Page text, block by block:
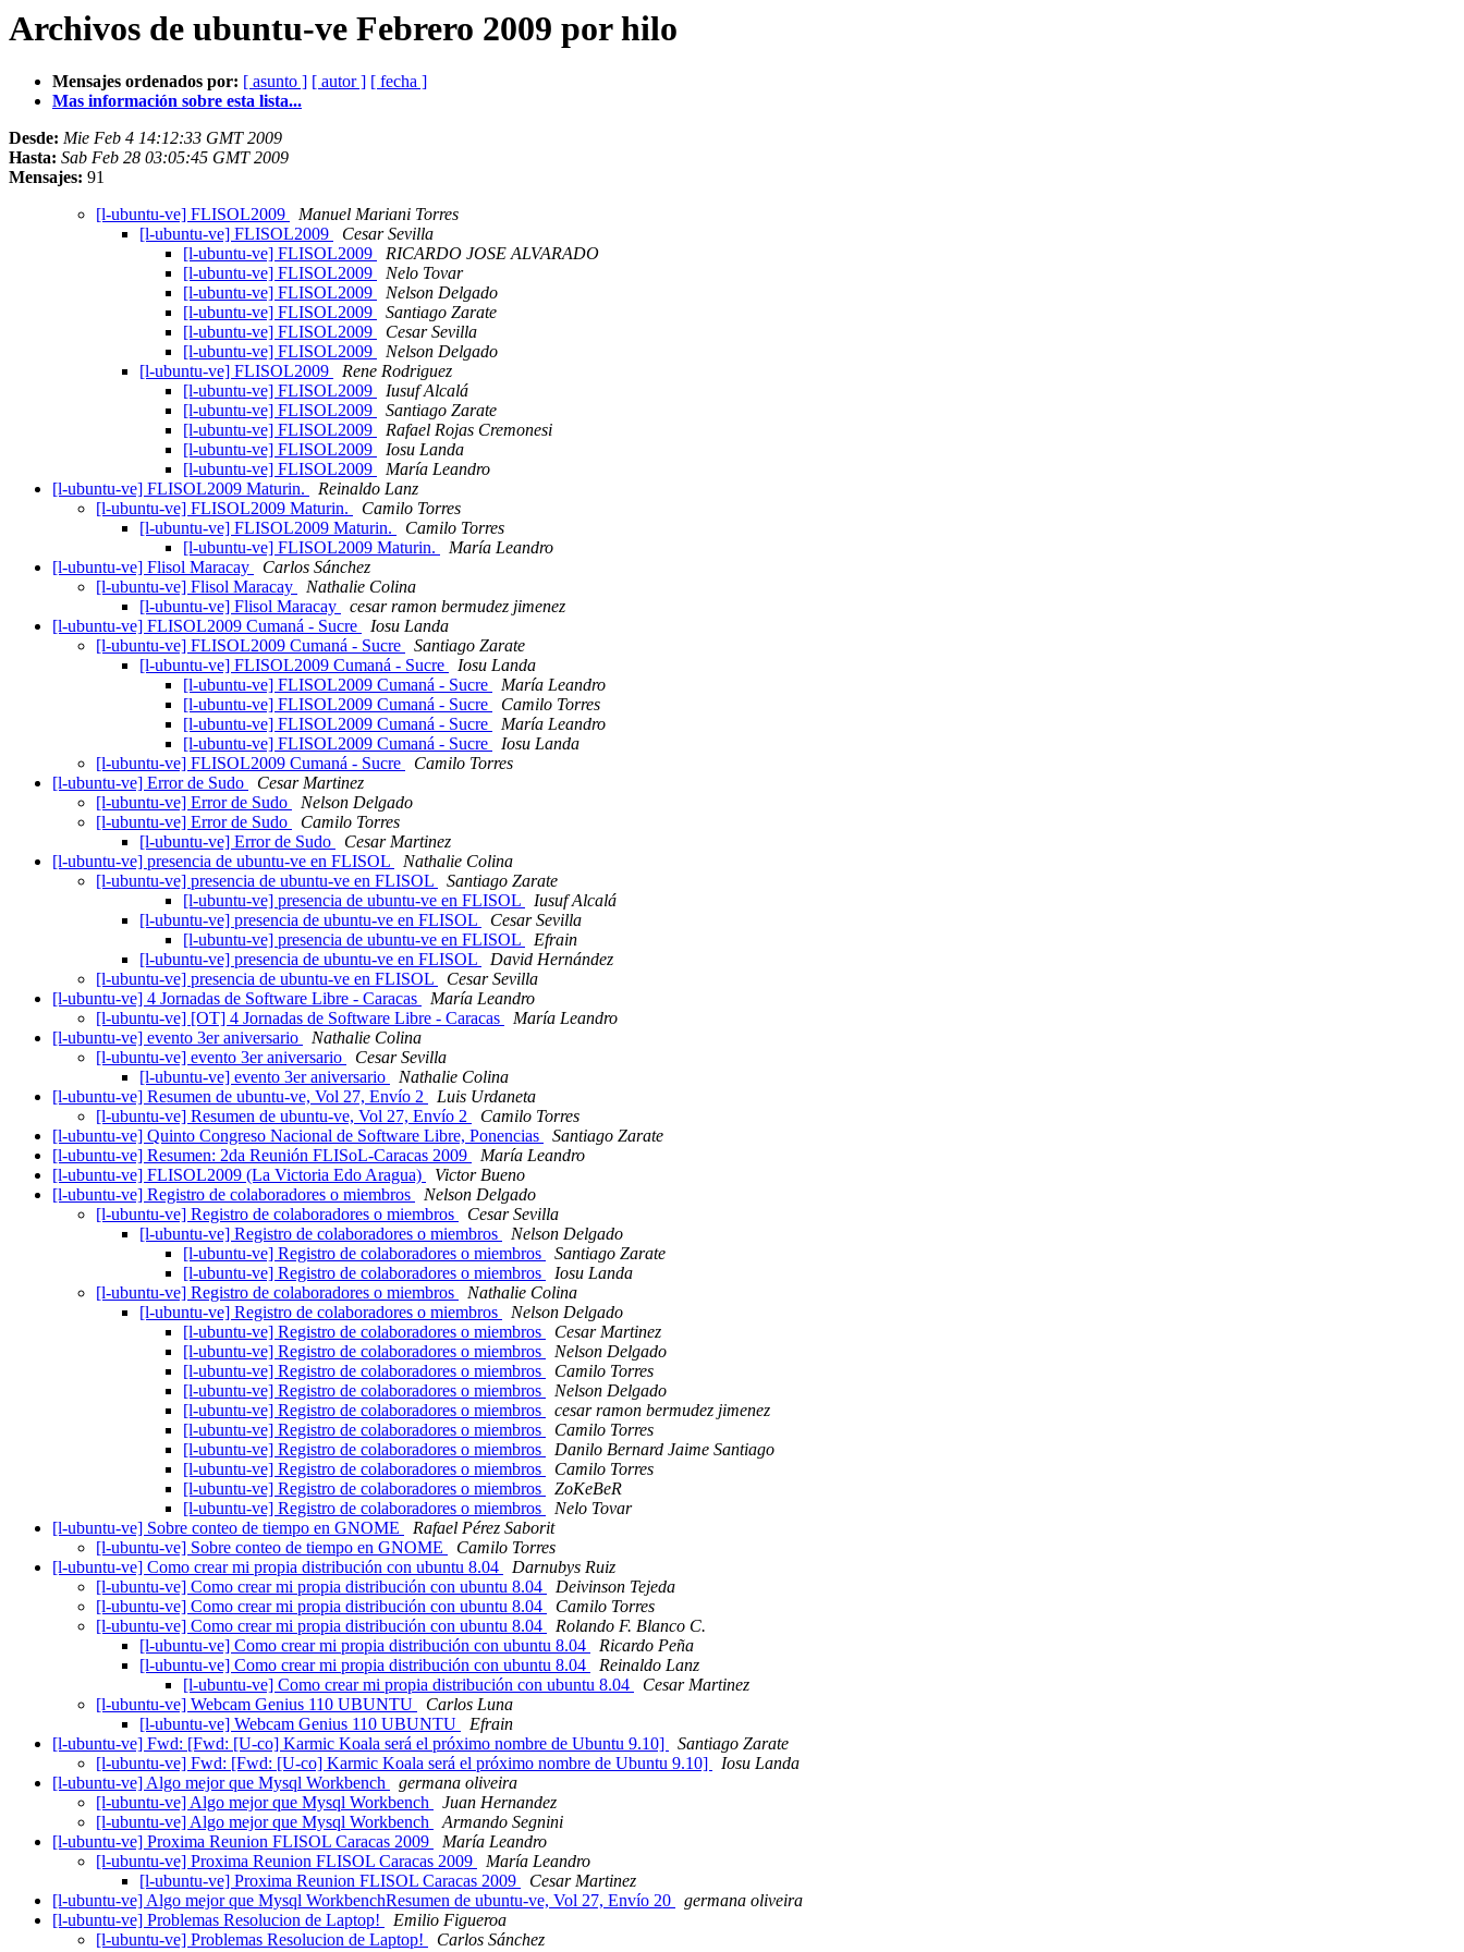
Archivos de ubuntu-ve Febrero 2009 por hilo
Mensajes ordenados por: [ asunto ] [ autor ] [ fecha ]
Mas información sobre esta lista...
Desde: Mie Feb 4 14:12:33 GMT 2009
Hasta: Sab Feb 28 03:05:45 GMT 2009
Mensajes: 91
[l-ubuntu-ve] FLISOL2009
Manuel Mariani Torres
[l-ubuntu-ve] FLISOL2009
Cesar Sevilla
[l-ubuntu-ve] FLISOL2009
RICARDO JOSE ALVARADO
[l-ubuntu-ve] FLISOL2009
Nelo Tovar
[l-ubuntu-ve] FLISOL2009
Nelson Delgado
[l-ubuntu-ve] FLISOL2009
Santiago Zarate
[l-ubuntu-ve] FLISOL2009
Cesar Sevilla
[l-ubuntu-ve] FLISOL2009
Nelson Delgado
[l-ubuntu-ve] FLISOL2009
Rene Rodriguez
[l-ubuntu-ve] FLISOL2009
Iusuf Alcalá
[l-ubuntu-ve] FLISOL2009
Santiago Zarate
[l-ubuntu-ve] FLISOL2009
Rafael Rojas Cremonesi
[l-ubuntu-ve] FLISOL2009
Iosu Landa
[l-ubuntu-ve] FLISOL2009
María Leandro
[l-ubuntu-ve] FLISOL2009 Maturin.
Reinaldo Lanz
[l-ubuntu-ve] FLISOL2009 Maturin.
Camilo Torres
[l-ubuntu-ve] FLISOL2009 Maturin.
Camilo Torres
[l-ubuntu-ve] FLISOL2009 Maturin.
María Leandro
[l-ubuntu-ve] Flisol Maracay
Carlos Sánchez
[l-ubuntu-ve] Flisol Maracay
Nathalie Colina
[l-ubuntu-ve] Flisol Maracay
cesar ramon bermudez jimenez
[l-ubuntu-ve] FLISOL2009 Cumaná - Sucre
Iosu Landa
[l-ubuntu-ve] FLISOL2009 Cumaná - Sucre
Santiago Zarate
[l-ubuntu-ve] FLISOL2009 Cumaná - Sucre
Iosu Landa
[l-ubuntu-ve] FLISOL2009 Cumaná - Sucre
María Leandro
[l-ubuntu-ve] FLISOL2009 Cumaná - Sucre
Camilo Torres
[l-ubuntu-ve] FLISOL2009 Cumaná - Sucre
María Leandro
[l-ubuntu-ve] FLISOL2009 Cumaná - Sucre
Iosu Landa
[l-ubuntu-ve] FLISOL2009 Cumaná - Sucre
Camilo Torres
[l-ubuntu-ve] Error de Sudo
Cesar Martinez
[l-ubuntu-ve] Error de Sudo
Nelson Delgado
[l-ubuntu-ve] Error de Sudo
Camilo Torres
[l-ubuntu-ve] Error de Sudo
Cesar Martinez
[l-ubuntu-ve] presencia de ubuntu-ve en FLISOL
Nathalie Colina
[l-ubuntu-ve] presencia de ubuntu-ve en FLISOL
Santiago Zarate
[l-ubuntu-ve] presencia de ubuntu-ve en FLISOL
Iusuf Alcalá
[l-ubuntu-ve] presencia de ubuntu-ve en FLISOL
Cesar Sevilla
[l-ubuntu-ve] presencia de ubuntu-ve en FLISOL
Efrain
[l-ubuntu-ve] presencia de ubuntu-ve en FLISOL
David Hernández
[l-ubuntu-ve] presencia de ubuntu-ve en FLISOL
Cesar Sevilla
[l-ubuntu-ve] 4 Jornadas de Software Libre - Caracas
María Leandro
[l-ubuntu-ve] [OT] 4 Jornadas de Software Libre - Caracas
María Leandro
[l-ubuntu-ve] evento 3er aniversario
Nathalie Colina
[l-ubuntu-ve] evento 3er aniversario
Cesar Sevilla
[l-ubuntu-ve] evento 3er aniversario
Nathalie Colina
[l-ubuntu-ve] Resumen de ubuntu-ve, Vol 27, Envío 2
Luis Urdaneta
[l-ubuntu-ve] Resumen de ubuntu-ve, Vol 27, Envío 2
Camilo Torres
[l-ubuntu-ve] Quinto Congreso Nacional de Software Libre, Ponencias
Santiago Zarate
[l-ubuntu-ve] Resumen: 2da Reunión FLISoL-Caracas 2009
María Leandro
[l-ubuntu-ve] FLISOL2009 (La Victoria Edo Aragua)
Victor Bueno
[l-ubuntu-ve] Registro de colaboradores o miembros
Nelson Delgado
[l-ubuntu-ve] Registro de colaboradores o miembros
Cesar Sevilla
[l-ubuntu-ve] Registro de colaboradores o miembros
Nelson Delgado
[l-ubuntu-ve] Registro de colaboradores o miembros
Santiago Zarate
[l-ubuntu-ve] Registro de colaboradores o miembros
Iosu Landa
[l-ubuntu-ve] Registro de colaboradores o miembros
Nathalie Colina
[l-ubuntu-ve] Registro de colaboradores o miembros
Nelson Delgado
[l-ubuntu-ve] Registro de colaboradores o miembros
Cesar Martinez
[l-ubuntu-ve] Registro de colaboradores o miembros
Nelson Delgado
[l-ubuntu-ve] Registro de colaboradores o miembros
Camilo Torres
[l-ubuntu-ve] Registro de colaboradores o miembros
Nelson Delgado
[l-ubuntu-ve] Registro de colaboradores o miembros
cesar ramon bermudez jimenez
[l-ubuntu-ve] Registro de colaboradores o miembros
Camilo Torres
[l-ubuntu-ve] Registro de colaboradores o miembros
Danilo Bernard Jaime Santiago
[l-ubuntu-ve] Registro de colaboradores o miembros
Camilo Torres
[l-ubuntu-ve] Registro de colaboradores o miembros
ZoKeBeR
[l-ubuntu-ve] Registro de colaboradores o miembros
Nelo Tovar
[l-ubuntu-ve] Sobre conteo de tiempo en GNOME
Rafael Pérez Saborit
[l-ubuntu-ve] Sobre conteo de tiempo en GNOME
Camilo Torres
[l-ubuntu-ve] Como crear mi propia distribución con ubuntu 8.04
Darnubys Ruiz
[l-ubuntu-ve] Como crear mi propia distribución con ubuntu 8.04
Deivinson Tejeda
[l-ubuntu-ve] Como crear mi propia distribución con ubuntu 8.04
Camilo Torres
[l-ubuntu-ve] Como crear mi propia distribución con ubuntu 8.04
Rolando F. Blanco C.
[l-ubuntu-ve] Como crear mi propia distribución con ubuntu 8.04
Ricardo Peña
[l-ubuntu-ve] Como crear mi propia distribución con ubuntu 8.04
Reinaldo Lanz
[l-ubuntu-ve] Como crear mi propia distribución con ubuntu 8.04
Cesar Martinez
[l-ubuntu-ve] Webcam Genius 110 UBUNTU
Carlos Luna
[l-ubuntu-ve] Webcam Genius 110 UBUNTU
Efrain
[l-ubuntu-ve] Fwd: [Fwd: [U-co] Karmic Koala será el próximo nombre de Ubuntu 9.10]
Santiago Zarate
[l-ubuntu-ve] Fwd: [Fwd: [U-co] Karmic Koala será el próximo nombre de Ubuntu 9.10]
Iosu Landa
[l-ubuntu-ve] Algo mejor que Mysql Workbench
germana oliveira
[l-ubuntu-ve] Algo mejor que Mysql Workbench
Juan Hernandez
[l-ubuntu-ve] Algo mejor que Mysql Workbench
Armando Segnini
[l-ubuntu-ve] Proxima Reunion FLISOL Caracas 2009
María Leandro
[l-ubuntu-ve] Proxima Reunion FLISOL Caracas 2009
María Leandro
[l-ubuntu-ve] Proxima Reunion FLISOL Caracas 2009
Cesar Martinez
[l-ubuntu-ve] Algo mejor que Mysql WorkbenchResumen de ubuntu-ve, Vol 27, Envío 20
germana oliveira
[l-ubuntu-ve] Problemas Resolucion de Laptop!
Emilio Figueroa
[l-ubuntu-ve] Problemas Resolucion de Laptop!
Carlos Sánchez